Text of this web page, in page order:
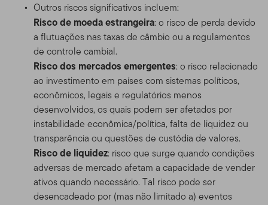
Outros riscos significativos incluem:
Risco de moeda estrangeira: o risco de perda devido
a flutuações nas taxas de câmbio ou a regulamentos
de controle cambial.
Risco dos mercados emergentes: o risco relacionado
ao investimento em países com sistemas políticos,
econômicos, legais e regulatórios menos
desenvolvidos, os quais podem ser afetados por
instabilidade econômica/política, falta de liquidez ou
transparência ou questões de custódia de valores.
Risco de liquidez: risco que surge quando condições
adversas de mercado afetam a capacidade de vender
ativos quando necessário. Tal risco pode ser
desencadeado por (mas não limitado a) eventos